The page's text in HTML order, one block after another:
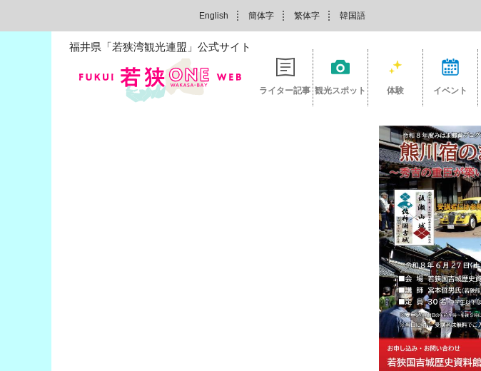
English 簡体字 繁体字 韓国語
福井県「若狭湾観光連盟」公式サイト
ライター記事 観光スポット 体験 イベント